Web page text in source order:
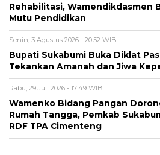
Rehabilitasi, Wamendikdasmen
Mutu Pendidikan
Senin, 3 Agustus 2026 - 20:52 WIB
Bupati Sukabumi Buka Diklat
Tekankan Amanah dan Jiwa
Rabu, 29 Juli 2026 - 17:49 WIB
Wamenko Bidang Pangan
Rumah Tangga, Pemkab
RDF TPA Cimenteng